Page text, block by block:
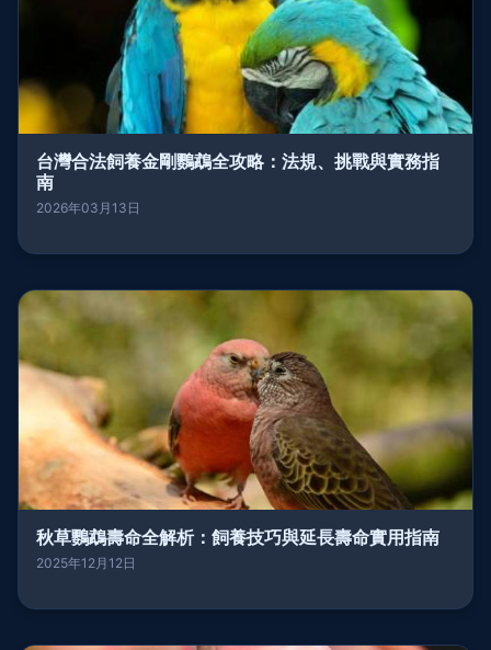
台灣合法飼養金剛鸚鵡全攻略：法規、挑戰與實務指
南
2026年03月13日
秋草鸚鵡壽命全解析：飼養技巧與延長壽命實用指南
2025年12月12日